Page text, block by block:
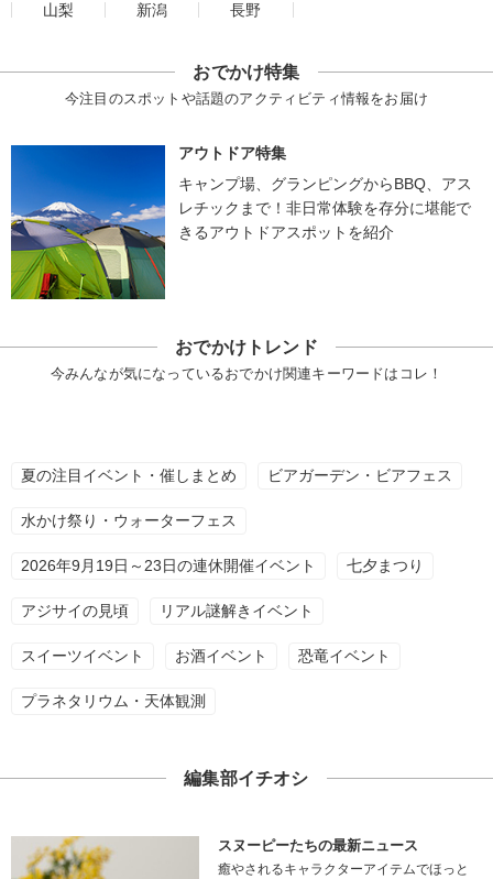
山梨
新潟 長野
おでかけ特集
今注目のスポットや話題のアクティビティ情報をお届け
アウトドア特集
キャンプ場、グランピングからBBQ、アス
レチックまで！非日常体験を存分に堪能で
きるアウトドアスポットを紹介
おでかけトレンド
今みんなが気になっているおでかけ関連キーワードはコレ！
夏の注目イベント・催しまとめ ビアガーデン・ビアフェス
水かけ祭り・ウォーターフェス
2026年9月19日～23日の連休開催イベント 七夕まつり
アジサイの見頃 リアル謎解きイベント
スイーツイベント お酒イベント 恐竜イベント
プラネタリウム・天体観測
編集部イチオシ
スヌーピーたちの最新ニュース
癒やされるキャラクターアイテムでほっと